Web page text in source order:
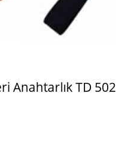
Anahtarlık TD 502